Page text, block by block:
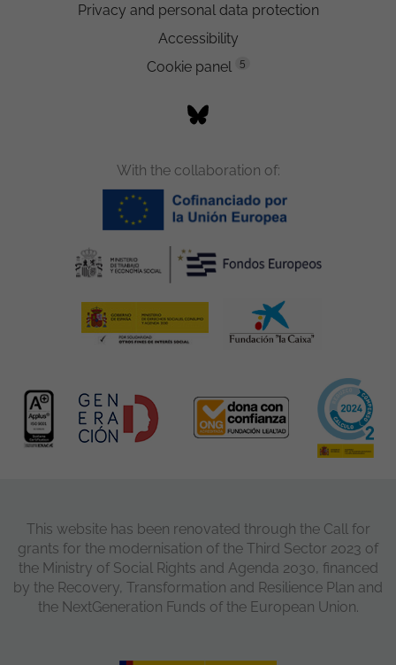
Privacy and personal data protection
Accessibility
Cookie panel
5
With the collaboration of:
This website has been renovated through the Call for
grants for the modernisation of the Third Sector 2023 of
the Ministry of Social Rights and Agenda 2030, financed
by the Recovery, Transformation and Resilience Plan and
the NextGeneration Funds of the European Union.